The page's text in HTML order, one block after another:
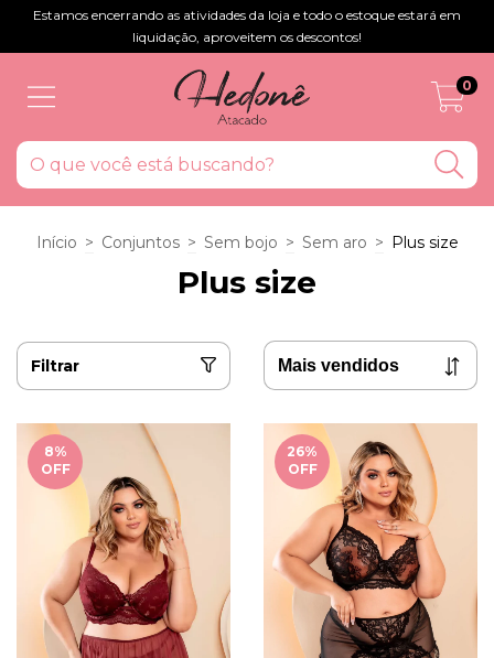
Estamos encerrando as atividades da loja e todo o estoque estará em
liquidação, aproveitem os descontos!
0
Início > Conjuntos > Sem bojo > Sem aro > Plus size
Plus size
Filtrar
8%
OFF
26%
OFF